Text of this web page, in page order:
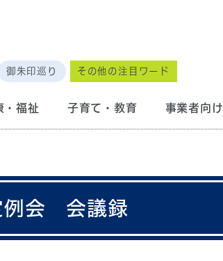
御朱印巡り その他の注目ワード
・福祉 子育て・教育 事業者向け
例会 会議録